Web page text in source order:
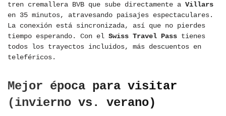
tren cremallera BVB que sube directamente a Villars
en 35 minutos, atravesando paisajes espectaculares.
La conexión está sincronizada, así que no pierdes
tiempo esperando. Con el Swiss Travel Pass tienes
todos los trayectos incluidos, más descuentos en
teleféricos.
Mejor época para visitar
(invierno vs. verano)